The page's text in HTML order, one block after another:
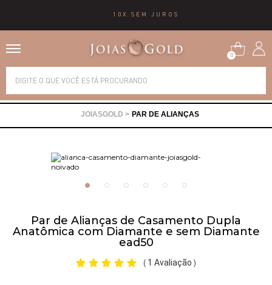
10X SEM JUROS
0
PAR DE ALIANÇAS
Par de Alianças de Casamento Dupla
Anatômica com Diamante e sem Diamante
ead50
( 1 Avaliação )
Alianças
Brincos
Gargantilhas